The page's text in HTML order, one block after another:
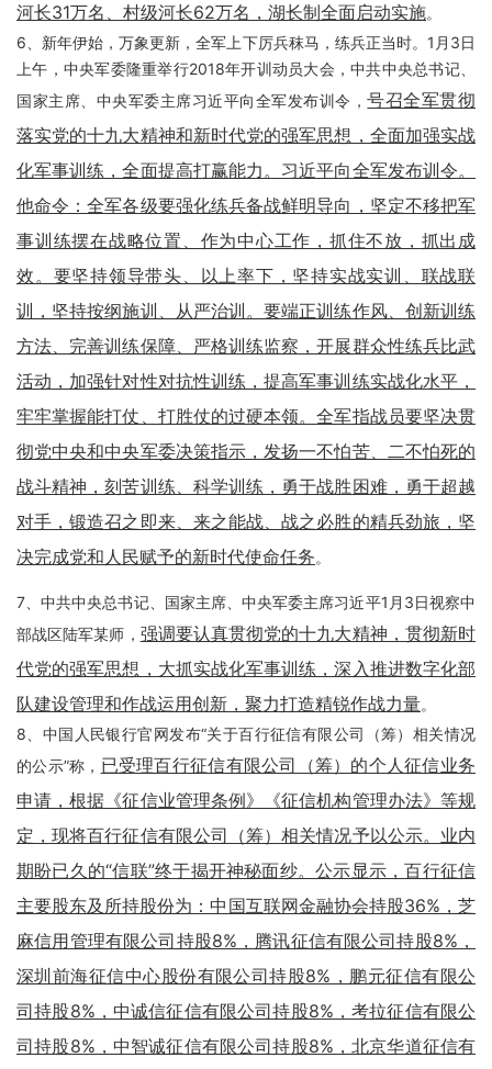
河长31万名、村级河长62万名，湖长制全面启动实施。
6、新年伊始，万象更新，全军上下厉兵秣马，练兵正当时。1月3日
上午，中央军委隆重举行2018年开训动员大会，中共中央总书记、
国家主席、中央军委主席习近平向全军发布训令，号召全军贯彻
落实党的十九大精神和新时代党的强军思想，全面加强实战
化军事训练，全面提高打赢能力。习近平向全军发布训令。
他命令：全军各级要强化练兵备战鲜明导向，坚定不移把军
事训练摆在战略位置、作为中心工作，抓住不放，抓出成
效。要坚持领导带头、以上率下，坚持实战实训、联战联
训，坚持按纲施训、从严治训。要端正训练作风、创新训练
方法、完善训练保障、严格训练监察，开展群众性练兵比武
活动，加强针对性对抗性训练，提高军事训练实战化水平，
牢牢掌握能打仗、打胜仗的过硬本领。全军指战员要坚决贯
彻党中央和中央军委决策指示，发扬一不怕苦、二不怕死的
战斗精神，刻苦训练、科学训练，勇于战胜困难，勇于超越
对手，锻造召之即来、来之能战、战之必胜的精兵劲旅，坚
决完成党和人民赋予的新时代使命任务。
7、中共中央总书记、国家主席、中央军委主席习近平1月3日视察中
部战区陆军某师， 强调要认真贯彻党的十九大精神，贯彻新时
代党的强军思想，大抓实战化军事训练，深入推进数字化部
队建设管理和作战运用创新，聚力打造精锐作战力量。
8、中国人民银行官网发布“关于百行征信有限公司（筹）相关情况
的公示”称， 已受理百行征信有限公司（筹）的个人征信业务
申请，根据《征信业管理条例》《征信机构管理办法》等规
定，现将百行征信有限公司（筹）相关情况予以公示。业内
期盼已久的“信联”终于揭开神秘面纱。公示显示，百行征信
主要股东及所持股份为：中国互联网金融协会持股36%，芝
麻信用管理有限公司持股8%，腾讯征信有限公司持股8%，
深圳前海征信中心股份有限公司持股8%，鹏元征信有限公
司持股8%，中诚信征信有限公司持股8%，考拉征信有限公
司持股8%，中智诚征信有限公司持股8%，北京华道征信有